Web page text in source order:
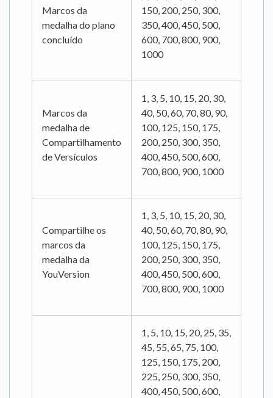
Marcos da
medalha do plano
concluído
150, 200, 250, 300,
350, 400, 450, 500,
600, 700, 800, 900,
1000
Marcos da
medalha de
Compartilhamento
de Versículos
1, 3, 5, 10, 15, 20, 30,
40, 50, 60, 70, 80, 90,
100, 125, 150, 175,
200, 250, 300, 350,
400, 450, 500, 600,
700, 800, 900, 1000
Compartilhe os
marcos da
medalha da
YouVersion
1, 3, 5, 10, 15, 20, 30,
40, 50, 60, 70, 80, 90,
100, 125, 150, 175,
200, 250, 300, 350,
400, 450, 500, 600,
700, 800, 900, 1000
1, 5, 10, 15, 20, 25, 35,
45, 55, 65, 75, 100,
125, 150, 175, 200,
225, 250, 300, 350,
400, 450, 500, 600,